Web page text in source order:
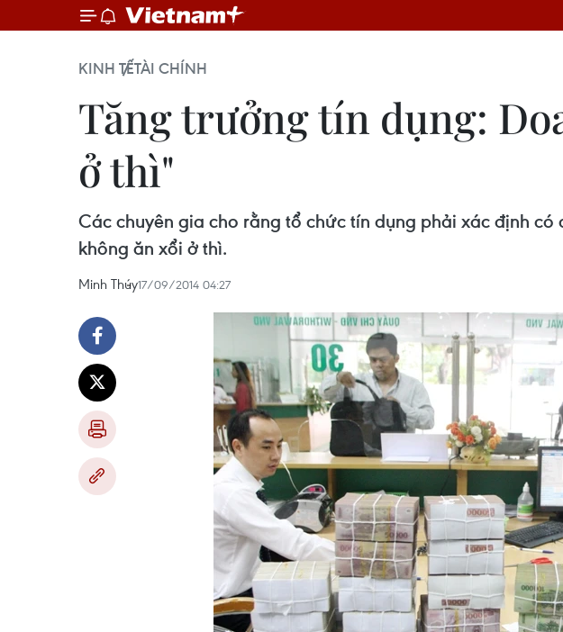
KINH TẾTÀI CHÍNH
Tăng trưởng tín dụng:
ở thì"
Các chuyên gia cho rằng tổ chức tín dụng phải xác định
không ăn xổi ở thì.
Minh Thúy17/09/2014 04:27